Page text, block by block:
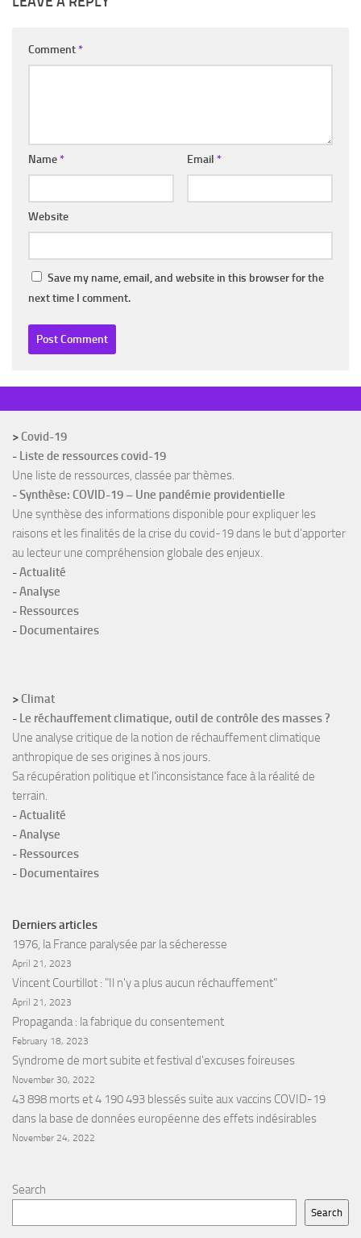
Comment*
Name* Email *
Website
Save my name, email, and website in this browser for the
next time I comment.
>Covid-19
- Liste de ressources covid-19
Une liste de ressources, classée par thèmes.
-Synthèse: COVID-19 – Une pandémie providentielle
Une synthèse des informations disponible pour expliquer les
raisons et les finalités de la crise du covid-19 dans le but d’apporter
au lecteur une compréhension globale des enjeux.
-Actualité
-Analyse
- Ressources
- Documentaires
>Climat
- Le réchauffement climatique, outil de contrôle des masses ?
Une analyse critique de la notion de réchauffement climatique
anthropique de ses origines à nos jours.
Sa récupération politique et l'inconsistance face à la réalité de
terrain.
-Actualité
-Analyse
- Ressources
- Documentaires
Derniers articles
1976, la France paralysée par la sécheresse
April 21, 2023
Vincent Courtillot : "Il n'y a plus aucun réchauffement"
April 21, 2023
Propaganda : la fabrique du consentement
February 18, 2023
Syndrome de mort subite et festival d'excuses foireuses
November 30, 2022
43 898 morts et 4 190 493 blessés suite aux vaccins COVID-19
dans la base de données européenne des effets indésirables
November 24, 2022
Search
Search